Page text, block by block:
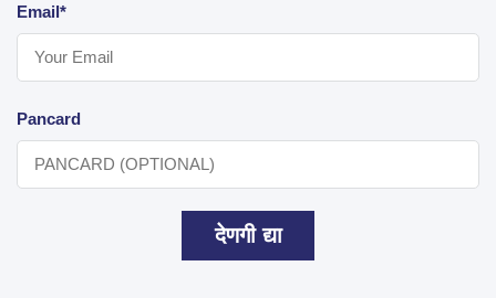
Email*
Pancard
देणगी द्या